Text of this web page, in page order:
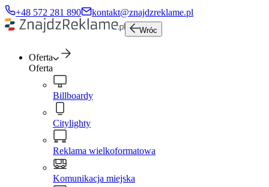
+48 572 281 890 kontakt@znajdzreklame.pl
Wróc
Oferta
Oferta
Billboardy
Citylighty
Reklama wielkoformatowa
Komunikacja miejska